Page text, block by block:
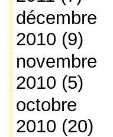
décembre
2010 (9)
novembre
2010 (5)
octobre
2010 (20)